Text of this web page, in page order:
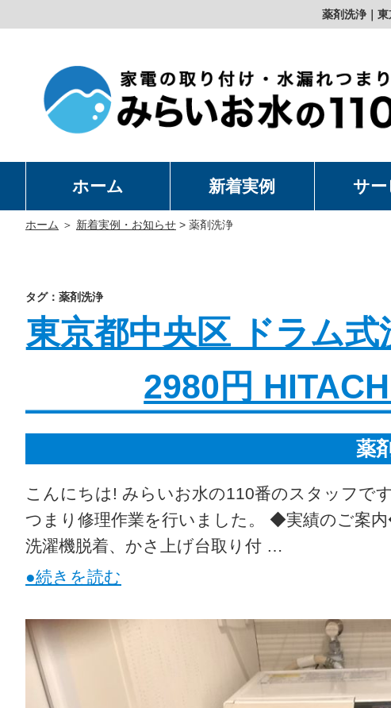
薬剤洗浄｜
ホーム 新着実例 サー
ホーム ＞ 新着実例・お知らせ > 薬剤洗浄
タグ：薬剤洗浄
東京都中央区 ドラム
2980円
薬
こんにちは! みらいお水の110番のスタッフで
つまり修理作業を行いました。 ◆実績のご案
洗濯機脱着、かさ上げ台取り付 …
●続きを読む